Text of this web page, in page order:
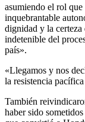
asumiendo el rol
inquebrantable
dignidad y la certeza
indetenible del
país».
«Llegamos y nos
la resistencia
También
haber sido